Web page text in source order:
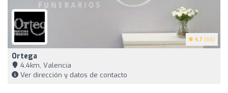
4.7 (66)
Ortega
4,4km, Valencia
Ver dirección y datos de contacto